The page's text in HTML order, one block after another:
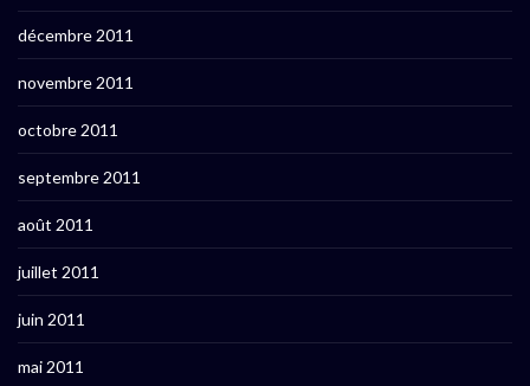
décembre 2011
novembre 2011
octobre 2011
septembre 2011
août 2011
juillet 2011
juin 2011
mai 2011